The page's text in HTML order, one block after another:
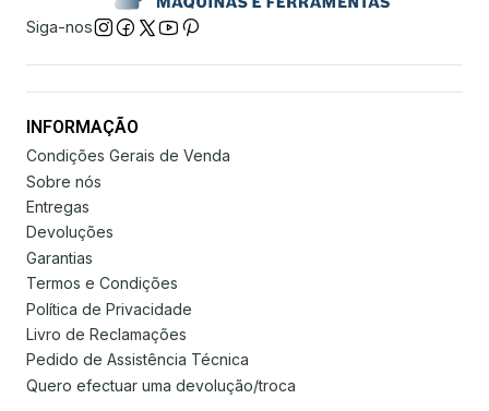
Siga-nos
INFORMAÇÃO
Condições Gerais de Venda
Sobre nós
Entregas
Devoluções
Garantias
Termos e Condições
Política de Privacidade
Livro de Reclamações
Pedido de Assistência Técnica
Quero efectuar uma devolução/troca